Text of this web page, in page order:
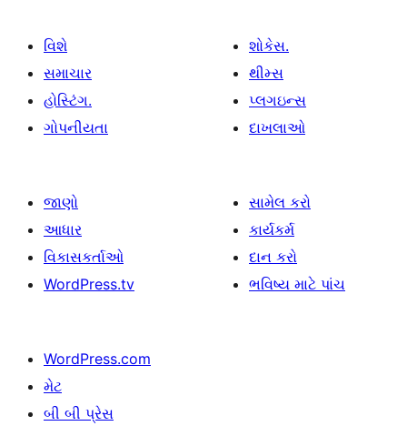
વિશે
સમાચાર
હોસ્ટિંગ.
ગોપનીયતા
શોકેસ.
થીમ્સ
પ્લગઇન્સ
દાખલાઓ
જાણો
આધાર
વિકાસકર્તાઓ
WordPress.tv
સામેલ કરો
કાર્યકર્મ
દાન કરો
ભવિષ્ય માટે પાંચ
WordPress.com
મેટ
બી બી પ્રેસ